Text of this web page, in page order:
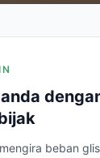
beban